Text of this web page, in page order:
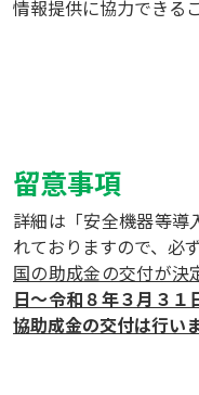
情報提供に協力できる
留意事項
詳細は「安全機器等導
れておりますので、必
国の助成金の交付が決
日～令和８年３月３１
協助成金の交付は行い